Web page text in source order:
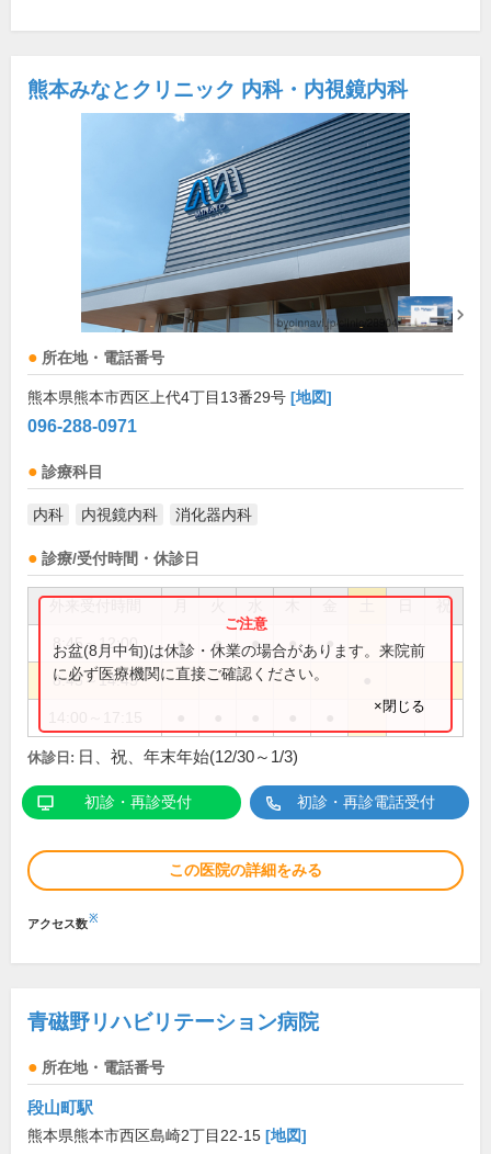
熊本みなとクリニック 内科・内視鏡内科
所在地・電話番号
熊本県熊本市西区上代4丁目13番29号 [地図]
096-288-0971
診療科目
内科 内視鏡内科 消化器内科
診療/受付時間・休診日
祝
8:45～12:00 ● ● ● ● ●
8:45～14:45
お盆(8月中旬)は休診・休業の場合があります。来院前
に必ず医療機関に直接ご確認ください。
×閉じる
休診日: 日、祝、年末年始(12/30～1/3)
初診・再診受付 初診・再診電話受付
この医院の詳細をみる
アクセス数※
青磁野リハビリテーション病院
所在地・電話番号
段山町駅
熊本県熊本市西区島崎2丁目22-15 [地図]